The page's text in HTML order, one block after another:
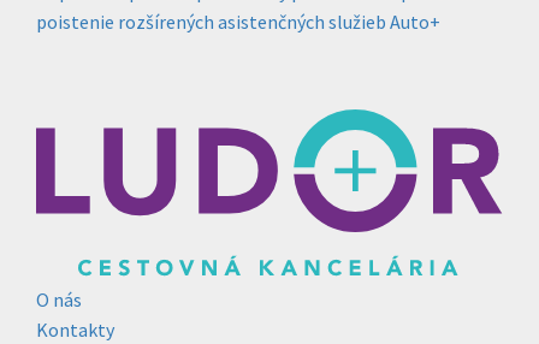
poistenie rozšírených asistenčných služieb Auto+
O nás
Kontakty